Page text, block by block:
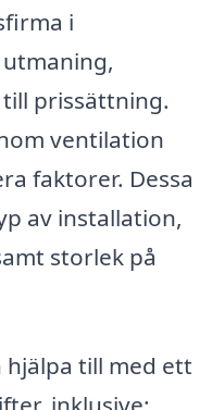
i
prissättning.
ventilation
faktorer. Dessa
av installation,
storlek på
till med ett